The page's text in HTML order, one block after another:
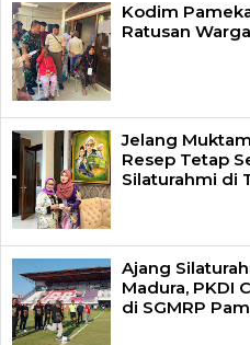
Kodim
Ratusan
Jelang
Resep Tetap
Silaturahmi di
Ajang
Madura, PKDI
di SGMRP